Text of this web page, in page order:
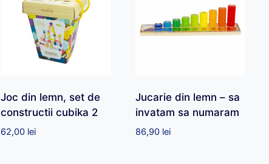
Joc din lemn, set de
constructii cubika 2
62,00 lei
Jucarie din lemn – sa
invatam sa numaram
86,90 lei